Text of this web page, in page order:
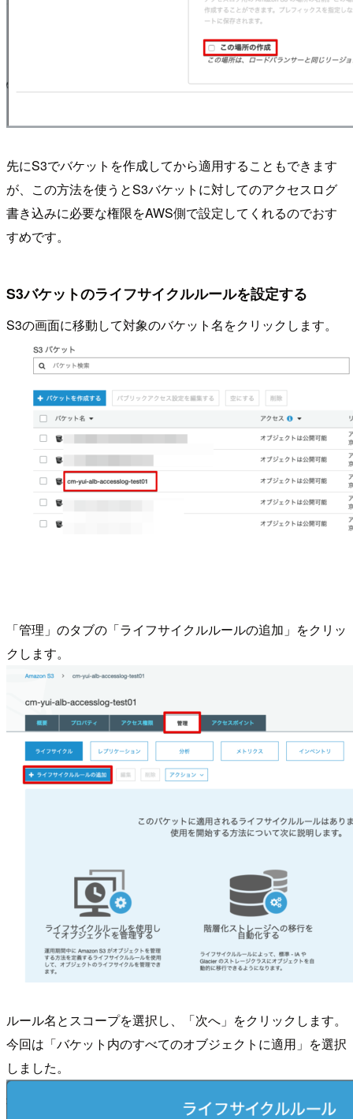
先にS3でバケットを作成してから適用することもできます
が、この方法を使うとS3バケットに対してのアクセスログ
書き込みに必要な権限をAWS側で設定してくれるのでおす
すめです。
S3バケットのライフサイクルルールを設定する
S3の画面に移動して対象のバケット名をクリックします。
「管理」のタブの「ライフサイクルルールの追加」をクリッ
クします。
ルール名とスコープを選択し、「次へ」をクリックします。
今回は「バケット内のすべてのオブジェクトに適用」を選択
しました。